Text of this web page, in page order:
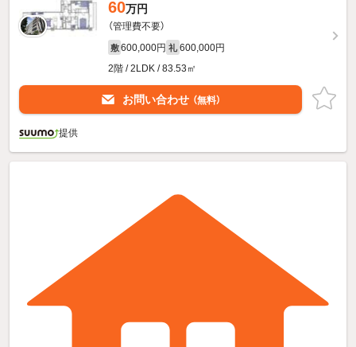
60万円
（管理費不要）
敷 600,000円 礼 600,000円
2階 / 2LDK / 83.53㎡
お問い合わせ （無料）
提供